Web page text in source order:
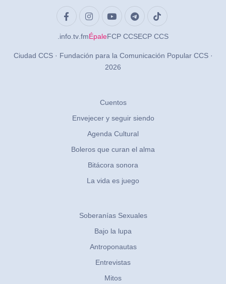
.info .tv .fmÉpaleFCP CCSECP CCS
Ciudad CCS · Fundación para la Comunicación Popular CCS ·
2026
Cuentos
Envejecer y seguir siendo
Agenda Cultural
Boleros que curan el alma
Bitácora sonora
La vida es juego
Soberanías Sexuales
Bajo la lupa
Antroponautas
Entrevistas
Mitos